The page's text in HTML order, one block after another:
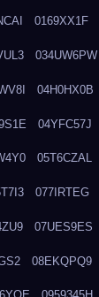
0169XX1F
034UW6PW
04H0HX0B
04YFC57J
05T6CZAL
077IRTEG
07UES9ES
08EKQPQ9